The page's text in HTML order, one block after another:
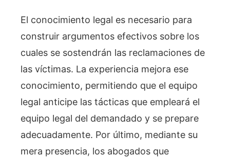
El conocimiento legal es necesario para
construir argumentos efectivos sobre los
cuales se sostendrán las reclamaciones de
las víctimas. La experiencia mejora ese
conocimiento, permitiendo que el equipo
legal anticipe las tácticas que empleará el
equipo legal del demandado y se prepare
adecuadamente. Por último, mediante su
mera presencia, los abogados que